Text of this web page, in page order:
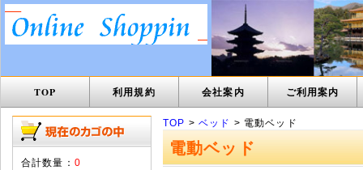
TOP 利用規約 会社案内 ご利用案内
合計数量： 0
TOP > ベッド > 電動ベッド
電動ベッド